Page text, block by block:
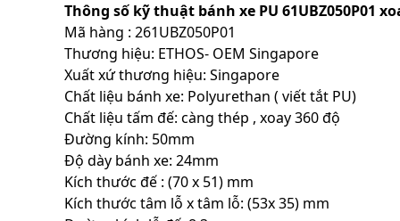
Thông số kỹ thuật bánh xe PU 61UBZ050P01
Mã hàng : 261UBZ050P01
Thương hiệu: ETHOS- OEM Singapore
Xuất xứ thương hiệu: Singapore
Chất liệu bánh xe: Polyurethan ( viết tắt PU)
Chất liệu tấm đế: càng thép , xoay 360 độ
Đường kính: 50mm
Độ dày bánh xe: 24mm
Kích thước đế : (70 x 51) mm
Kích thước tâm lỗ x tâm lỗ: (53x 35) mm